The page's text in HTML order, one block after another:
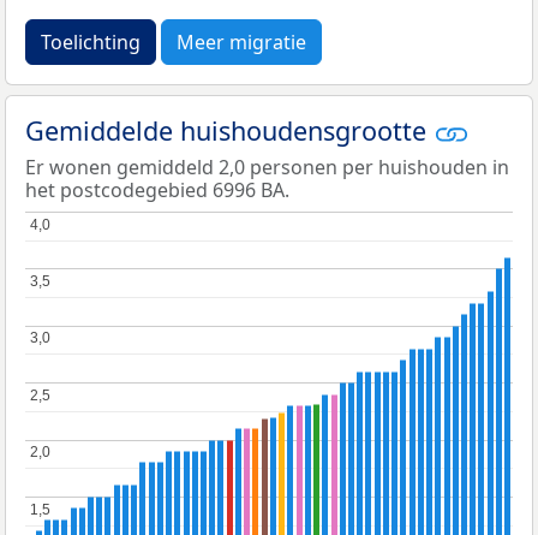
Toelichting Meer migratie
Gemiddelde huishoudensgrootte
Er wonen gemiddeld 2,0 personen per huishouden in
het postcodegebied 6996 BA.
1,5
1,5
2,0
2,0
2,5
2,5
3,0
3,0
3,5
3,5
4,0
4,0